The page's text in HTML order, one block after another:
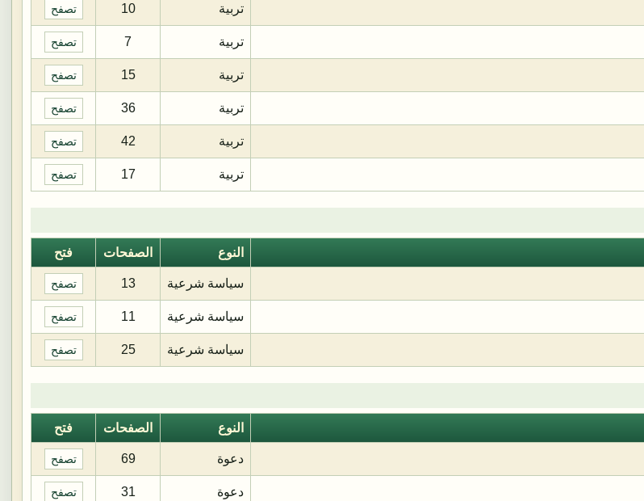
تربية 10 تصفح
تربية 7 تصفح
تربية 15 تصفح
تربية 36 تصفح
تربية 42 تصفح
تربية 17 تصفح
النوع الصفحات فتح
سياسة شرعية 13 تصفح
سياسة شرعية 11 تصفح
سياسة شرعية 25 تصفح
النوع الصفحات فتح
دعوة 69 تصفح
دعوة 31 تصفح